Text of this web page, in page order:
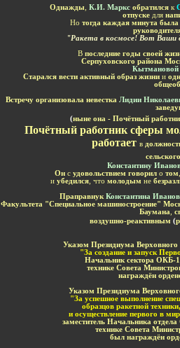
Однажды К.И. Маркс обратился к
отпуске для
Но тогда каждая минута была
"Ракета в космосе! Вот Ваши
В последние годы своей
Серпуховского района
Кытмановой
Старался вести активный образ жизнии
Встречу организовала невестка Лидии
(ныне она - Почётный
Почётный работник сферы
работает в
Константину
Он судовольствием говорило том
и убедился , что молодым не
Праправнук Константина
Факультета "Специальное машиностроение"
Баумана
воздушно-реактивным (
Указом Президиума
"За создание и запуск
Начальник сектора ОКБ-1
технике Совета
награждён
Указом Президиума
"За успешное выполнение
образцов ракетной
и осуществление первого в
заместитель Начальника
технике Совета
был награждён